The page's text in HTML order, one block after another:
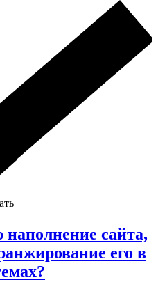
сайта,
его в